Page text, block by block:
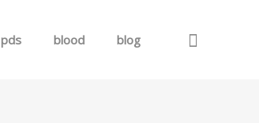
pds blood blog